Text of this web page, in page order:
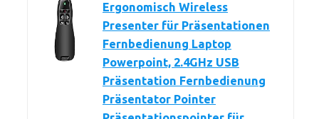
Ergonomisch Wireless
Presenter für Präsentationen
Fernbedienung Laptop
Powerpoint, 2.4GHz USB
Präsentation Fernbedienung
Präsentator Pointer